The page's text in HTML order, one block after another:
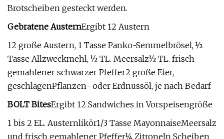
Brotscheiben gesteckt werden.
Gebratene AusternErgibt 12 Austern
12 große Austern, 1 Tasse Panko-Semmelbrösel, ½
Tasse Allzweckmehl, ½ TL. Meersalz½ TL. frisch
gemahlener schwarzer Pfeffer2 große Eier,
geschlagenPflanzen- oder Erdnussöl, je nach Bedarf
BOLT BitesErgibt 12 Sandwiches in Vorspeisengröße
1 bis 2 EL. Austernlikör1/3 Tasse MayonnaiseMeersalz
und frisch gemahlener Pfeffer¼ ZitroneIn Scheiben